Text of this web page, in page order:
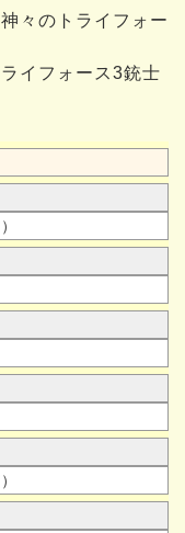
々のトライフォー
イフォース3銃士